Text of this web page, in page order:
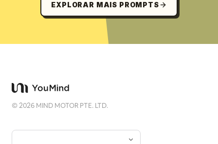
EXPLORAR MAIS PROMPTS
©2026 MIND MOTOR PTE. LTD.